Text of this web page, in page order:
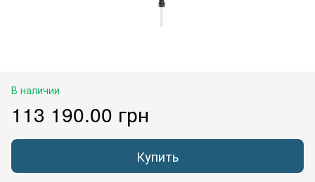
В наличии
113 190.00 грн
Купить